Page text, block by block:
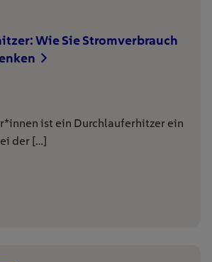
Wie Sie Stromverbrauch
ist ein Durchlauferhitzer ein
der […]